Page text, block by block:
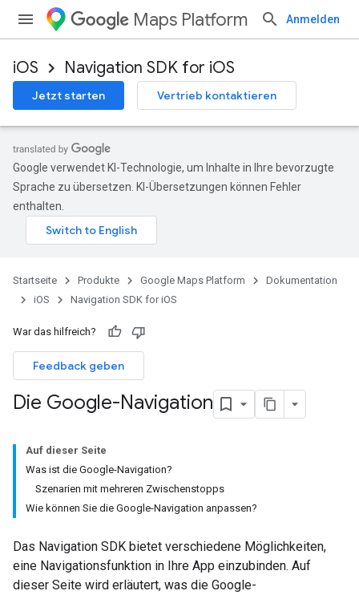
Maps Platform Anmelden
iOS Navigation SDK for iOS
Jetzt starten Vertrieb kontaktieren
Google verwendet KI-Technologie, um Inhalte in Ihre bevorzugte
Sprache zu übersetzen. KI-Übersetzungen können Fehler
enthalten.
Startseite Produkte Google Maps Platform
Dokumentation
iOS
Navigation SDK for iOS
War das hilfreich?
Feedback geben
Die Google-Navigation
Auf dieser Seite
Was ist die Google-Navigation?
Szenarien mit mehreren Zwischenstopps
Wie können Sie die Google-Navigation anpassen?
Das Navigation SDK bietet verschiedene Möglichkeiten,
eine Navigationsfunktion in Ihre App einzubinden. Auf
dieser Seite wird erläutert, was die Google-